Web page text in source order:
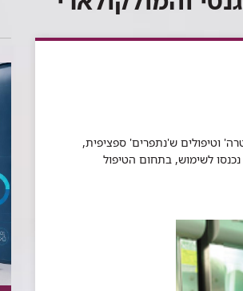
וטיפולים ש'נתפרים' ספציפית,
לשימוש, בתחום הטיפול